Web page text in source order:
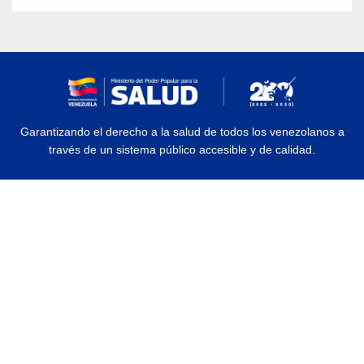
Garantizando el derecho a la salud de todos los venezolanos a
través de un sistema público accesible y de calidad.